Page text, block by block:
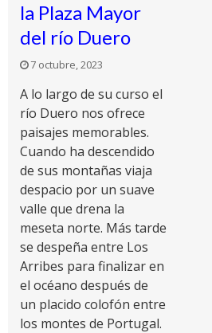
la Plaza Mayor
del río Duero
7 octubre, 2023
A lo largo de su curso el
río Duero nos ofrece
paisajes memorables.
Cuando ha descendido
de sus montañas viaja
despacio por un suave
valle que drena la
meseta norte. Más tarde
se despeña entre Los
Arribes para finalizar en
el océano después de
un placido colofón entre
los montes de Portugal.